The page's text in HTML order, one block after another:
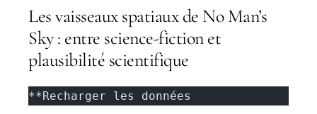
Les vaisseaux spatiaux de No Man’s
Sky : entre science-fiction et
plausibilité scientifique
**Recharger les données